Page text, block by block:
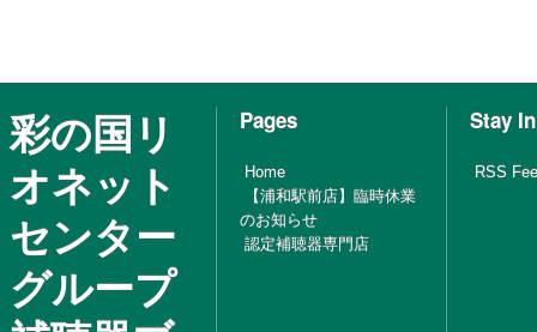
彩の国リ
オネット
センター
グループ
Pages
Home
【浦和駅前店】臨時休業
のお知らせ
認定補聴器専門店
Stay
RSS